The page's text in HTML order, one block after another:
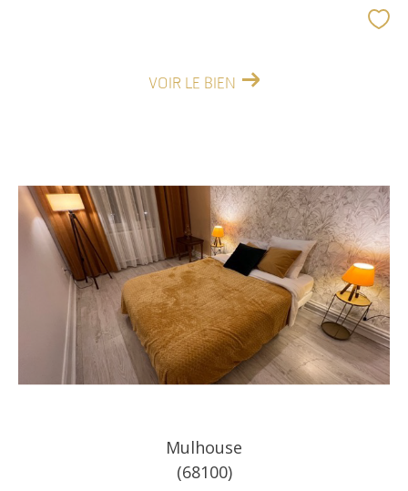
VOIR LE BIEN
Mulhouse
(68100)